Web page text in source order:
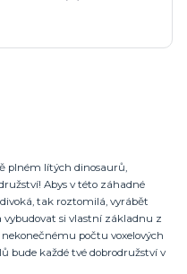
plném lítých dinosaurů,
Abys v této záhadné
tak roztomilá, vyrábět
si vlastní základnu z
počtu voxelových
bude každé tvé dobrodružství v